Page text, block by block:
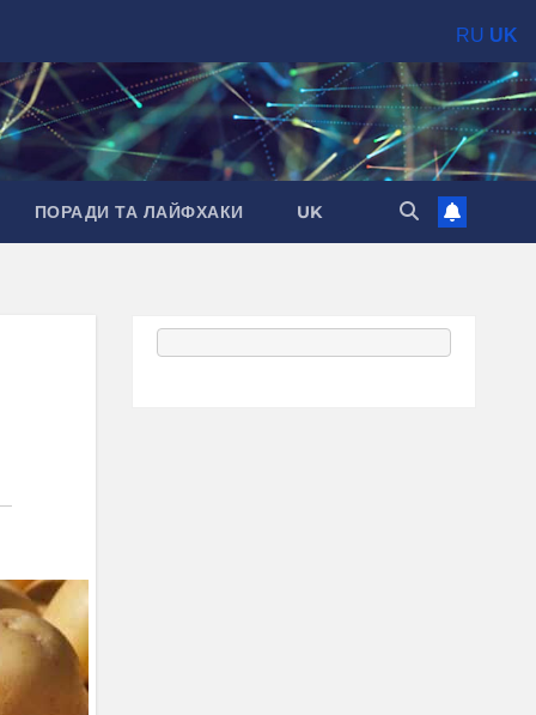
ПОРАДИ ТА ЛАЙФХАКИ UK
RU UK